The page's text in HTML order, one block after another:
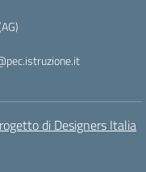
di Designers Italia